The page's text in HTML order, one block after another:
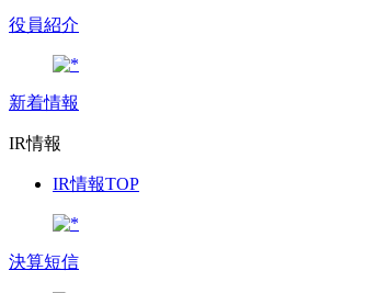
役員紹介
新着情報
IR情報
IR情報TOP
決算短信